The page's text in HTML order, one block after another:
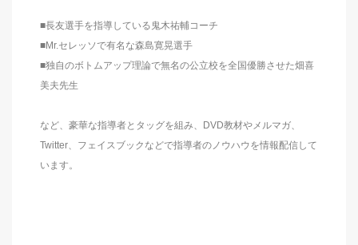
■長友選手を指導している鬼木祐輔コーチ
■Mr.セレッソで有名な森島寛晃選手
■独自のボトムアップ理論で無名の公立校を全国優勝させた畑喜
美夫先生
など、豪華な指導者とタッグを組み、DVD教材やメルマガ、
Twitter、フェイスブックなどで指導者のノウハウを情報配信して
います。